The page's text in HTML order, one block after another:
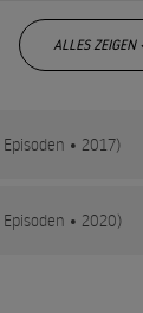
ALLES ZEIGEN
Episoden • 2017)
Käfer,
Episoden • 2020)